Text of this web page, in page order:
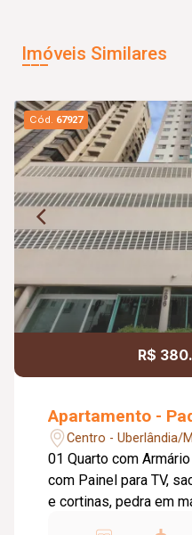
Imóveis Similares
Cód. 67927
R$
Apartamento -
Centro - Uberlândia/
01 Quarto com
com Painel para TV,
e cortinas, pedra em